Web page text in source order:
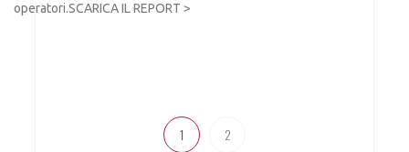
operatori.SCARICA IL REPORT >
1 2